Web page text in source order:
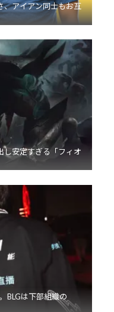
、アイアン同士もお互
し安定すぎる「フィオ
BLGは下部組織の